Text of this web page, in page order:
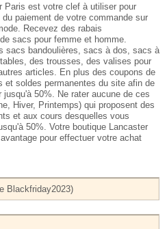
Paris est votre clef à utiliser pour
paiement de votre commande sur
Recevez des rabais
sacs pour femme et homme.
sacs bandoulières, sacs à dos, sacs à
des trousses, des valises pour
articles. En plus des coupons de
et soldes permanentes du site afin de
50%. Ne rater aucune de ces
Hiver, Printemps) qui proposent des
et aux cours desquelles vous
50%. Votre boutique Lancaster
pour effectuer votre achat